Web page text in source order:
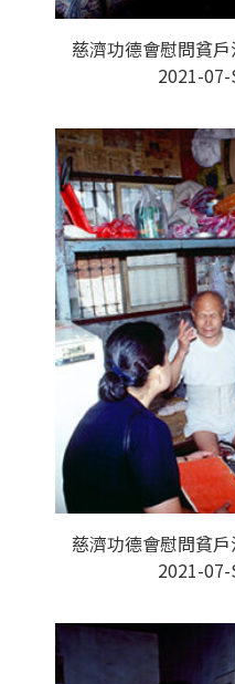
慈濟功德會慰問貧
2021-
慈濟功德會慰問貧
2021-